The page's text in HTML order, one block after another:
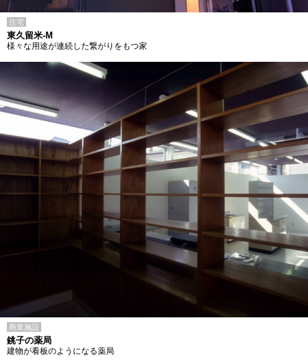
住宅
東久留米-M
様々な用途が連続した繋がりをもつ家
商業施設
銚子の薬局
建物が看板のようになる薬局